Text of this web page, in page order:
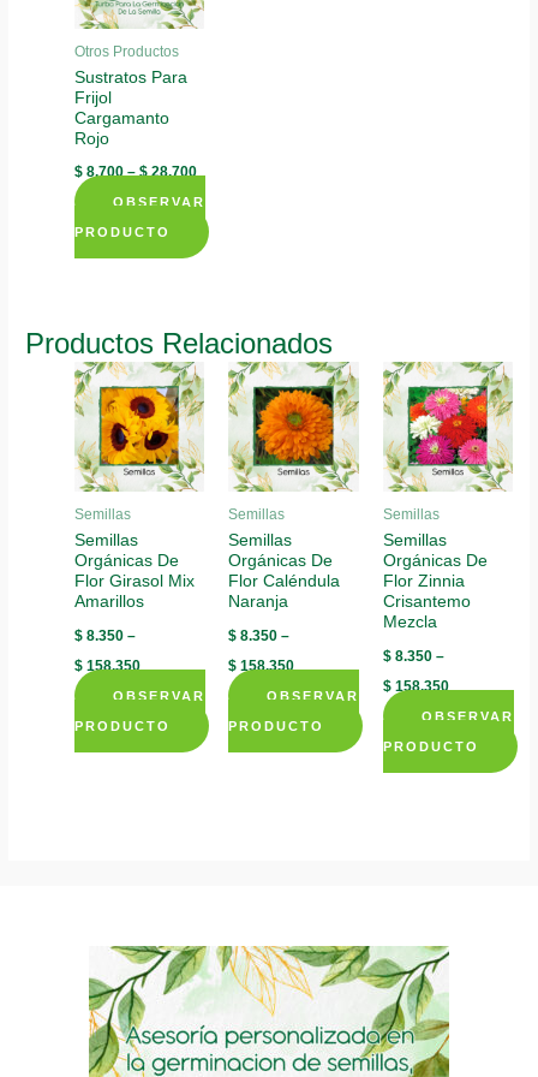
Otros Productos
Sustratos Para
Frijol
Cargamanto
Rojo
$ 8.700–$28.700
OBSERVAR
PRODUCTO
This
multiple
variants.
The
options
may
chosen
on
the
Productos Relacionados
Semillas
Semillas
Orgánicas De
Flor Girasol Mix
Amarillos
$ 8.350 –
$ 158.350
OBSERVAR
PRODUCTO
This
be
chosen
on
Semillas
Semillas
Orgánicas De
Flor Caléndula
Naranja
$ 8.350 –
$ 158.350
OBSERVAR
PRODUCTO
This
may
be
chosen
on
Semillas
Semillas
Orgánicas De
Flor Zinnia
Crisantemo
Mezcla
$8.350–
$158.350
OBSERVAR
PRODUCTO
This
options
may
be
chosen